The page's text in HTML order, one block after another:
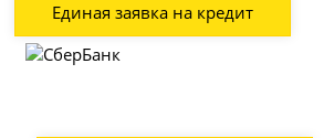
Единая заявка на кредит